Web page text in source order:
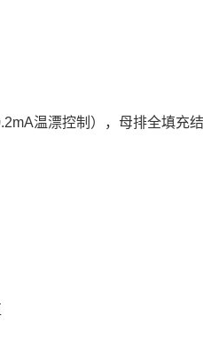
温漂控制），母排全填充